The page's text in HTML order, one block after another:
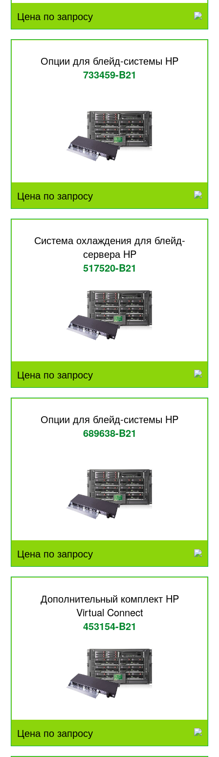
Цена по запросу
Опции для блейд-системы HP
733459-B21
Цена по запросу
Система охлаждения для блейд-
сервера HP
517520-B21
Цена по запросу
Опции для блейд-системы HP
689638-B21
Цена по запросу
Дополнительный комплект HP
Virtual Connect
453154-B21
Цена по запросу